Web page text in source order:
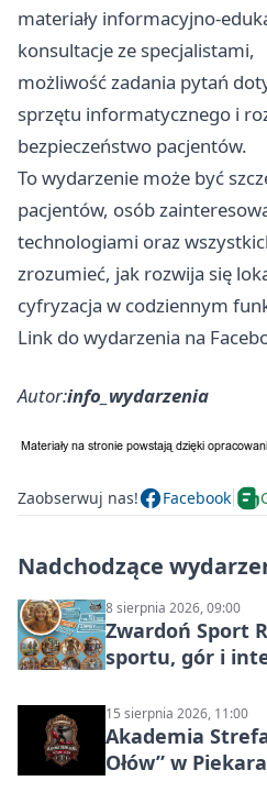
materiały informacyjno-
konsultacje ze specjalistami,
możliwość zadania pytań
sprzętu informatycznego i
bezpieczeństwo pacjentów.
To wydarzenie może być
pacjentów, osób
technologiami oraz
zrozumieć, jak rozwija się
cyfryzacja w codziennym
Link do wydarzenia na
Autor:info_wydarzenia
Zaobserwuj nas! Facebook
Nadchodzące
8 sierpnia 2026, 09:00
Zwardoń Sport
sportu, gór i
15 sierpnia 2026, 11:00
Akademia
Ołów” w